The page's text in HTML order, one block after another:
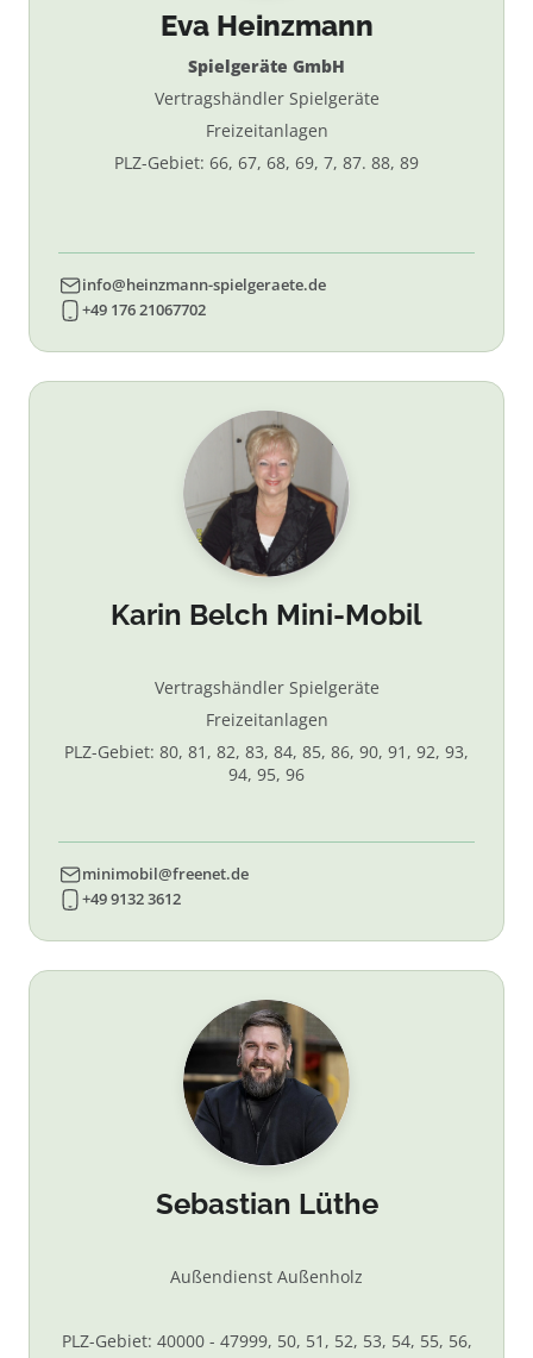
Eva Heinzmann
Spielgeräte GmbH
Vertragshändler Spielgeräte
Freizeitanlagen
PLZ-Gebiet: 66, 67, 68, 69, 7, 87. 88, 89
info@heinzmann-spielgeraete.de
+49 176 21067702
Karin Belch Mini-Mobil
Vertragshändler Spielgeräte
Freizeitanlagen
PLZ-Gebiet: 80, 81, 82, 83, 84, 85, 86, 90, 91, 92, 93,
94, 95, 96
minimobil@freenet.de
+49 9132 3612
Sebastian Lüthe
Außendienst Außenholz
PLZ-Gebiet: 40000 - 47999, 50, 51, 52, 53, 54, 55, 56,